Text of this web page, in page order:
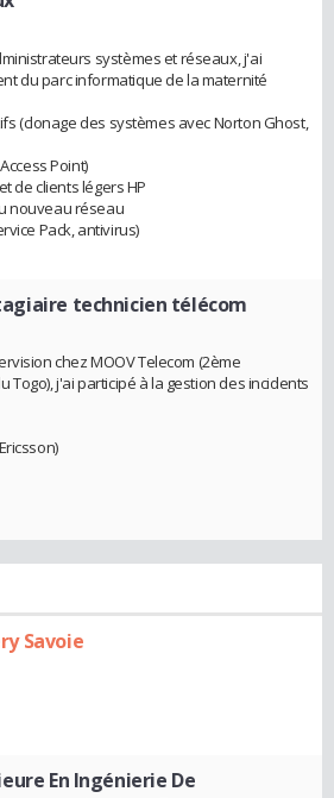
systèmes et réseaux, j'ai
du parc informatique de la maternité
(clonage des systèmes avec Norton Ghost,
Point)
de clients légers HP
nouveau réseau
Pack, antivirus)
technicien télécom
chez MOOV Telecom (2ème
j'ai participé à la gestion des incidents
Savoie
En Ingénierie De